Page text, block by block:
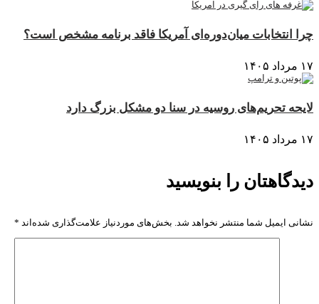
چرا انتخابات میان‌دوره‌ای آمریکا فاقد برنامه مشخص است؟
۱۷ مرداد ۱۴۰۵
لایحه تحریم‌های روسیه در سنا دو مشکل بزرگ دارد
۱۷ مرداد ۱۴۰۵
دیدگاهتان را بنویسید
نشانی ایمیل شما منتشر نخواهد شد. بخش‌های موردنیاز علامت‌گذاری شده‌اند *